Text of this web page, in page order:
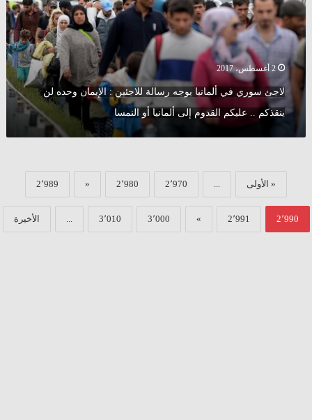
رسالة
للاجئين
:
الإيمان
وحده
ينقذكم
القدوم
النمسا
2 أغسطس، 2017
لاجئ سوري في ألمانيا يوجه رسالة للاجئين : الإيمان وحده لن
ينقذكم .. عليكم القدوم إلى ألمانيا أو النمسا
« الأولى ... 2٬970 2٬980 « 2٬989
2٬990 2٬991 » 3٬000 3٬010 ... الأخيرة